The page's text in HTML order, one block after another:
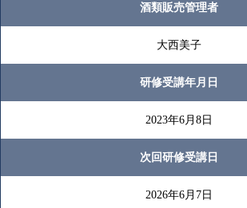
酒類販売管理者
大西美子
研修受講年月日
2023年6月8日
次回研修受講日
2026年6月7日